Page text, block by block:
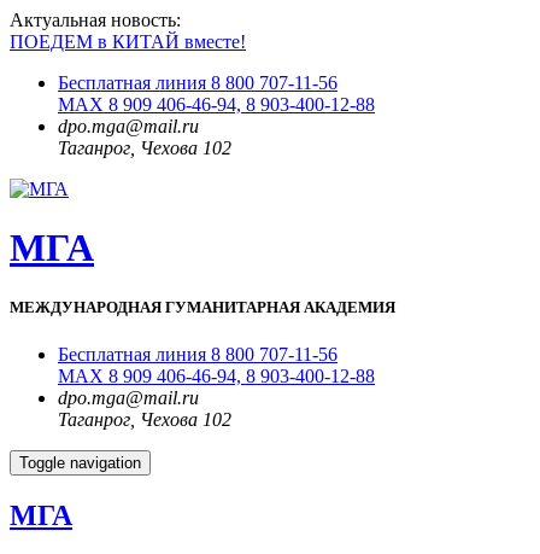
Актуальная новость:
ПОЕДЕМ в КИТАЙ вместе!
Бесплатная линия 8 800 707-11-56
MAX 8 909 406-46-94, 8 903-400-12-88
dpo.mga@mail.ru
Таганрог, Чехова 102
МГА
МЕЖДУНАРОДНАЯ ГУМАНИТАРНАЯ АКАДЕМИЯ
Бесплатная линия 8 800 707-11-56
MAX 8 909 406-46-94, 8 903-400-12-88
dpo.mga@mail.ru
Таганрог, Чехова 102
Toggle navigation
МГА